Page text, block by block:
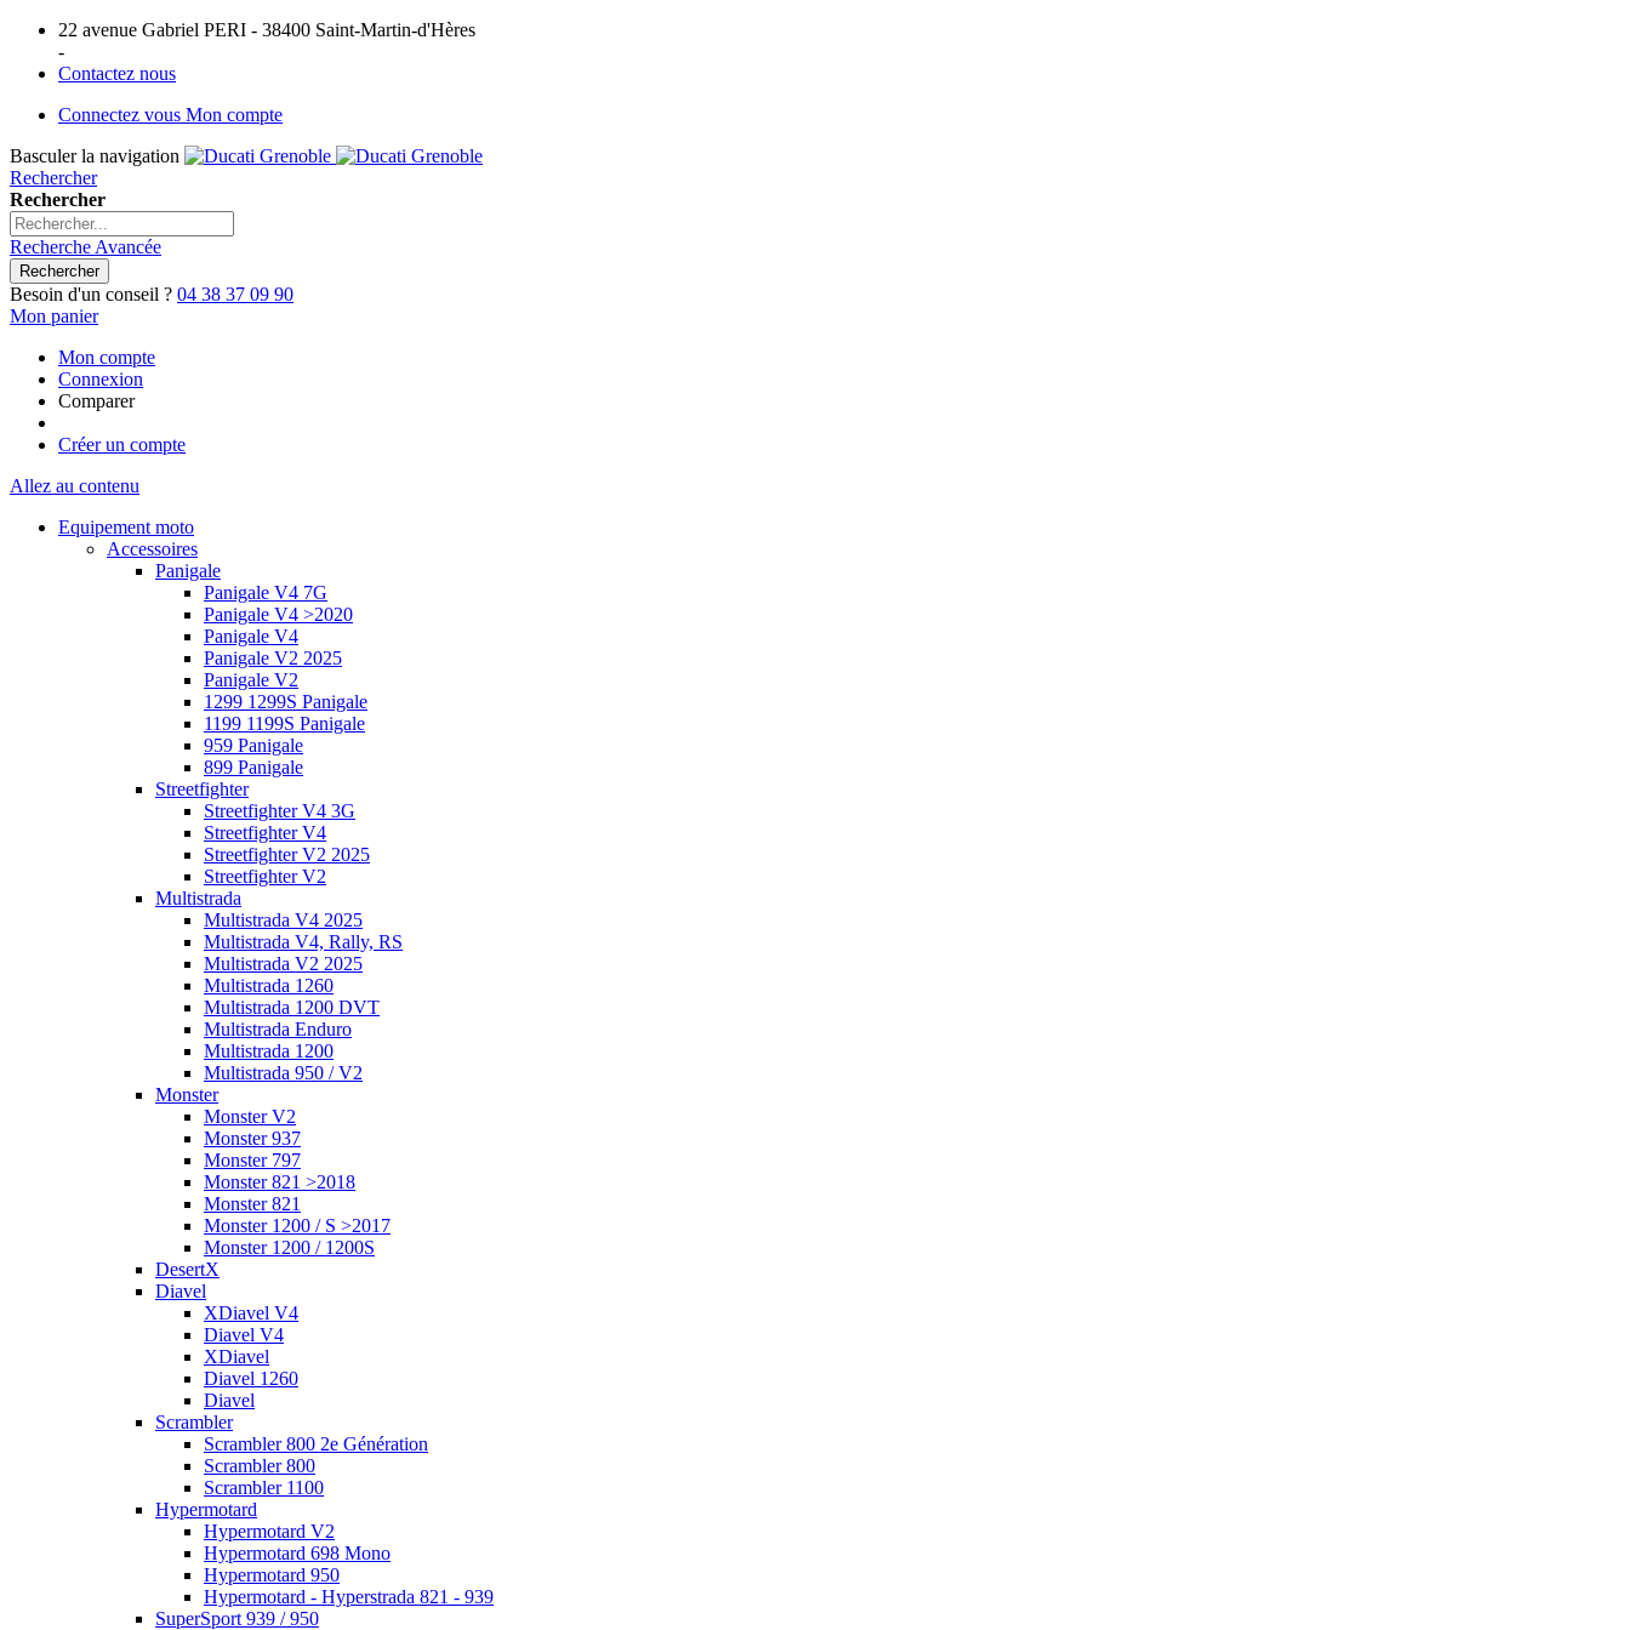
22 avenue Gabriel PERI - 38400 Saint-Martin-d'Hères
-
Contactez nous
Connectez vous Mon compte
Basculer la navigation
Rechercher
Rechercher
Recherche Avancée
Rechercher
Besoin d'un conseil ? 04 38 37 09 90
Mon panier
Mon compte
Connexion
Comparer
Créer un compte
Allez au contenu
Equipement moto
Accessoires
Panigale
Panigale V4 7G
Panigale V4 >2020
Panigale V4
Panigale V2 2025
Panigale V2
1299 1299S Panigale
1199 1199S Panigale
959 Panigale
899 Panigale
Streetfighter
Streetfighter V4 3G
Streetfighter V4
Streetfighter V2 2025
Streetfighter V2
Multistrada
Multistrada V4 2025
Multistrada V4, Rally, RS
Multistrada V2 2025
Multistrada 1260
Multistrada 1200 DVT
Multistrada Enduro
Multistrada 1200
Multistrada 950 / V2
Monster
Monster V2
Monster 937
Monster 797
Monster 821 >2018
Monster 821
Monster 1200 / S >2017
Monster 1200 / 1200S
DesertX
Diavel
XDiavel V4
Diavel V4
XDiavel
Diavel 1260
Diavel
Scrambler
Scrambler 800 2e Génération
Scrambler 800
Scrambler 1100
Hypermotard
Hypermotard V2
Hypermotard 698 Mono
Hypermotard 950
Hypermotard - Hyperstrada 821 - 939
SuperSport 939 / 950